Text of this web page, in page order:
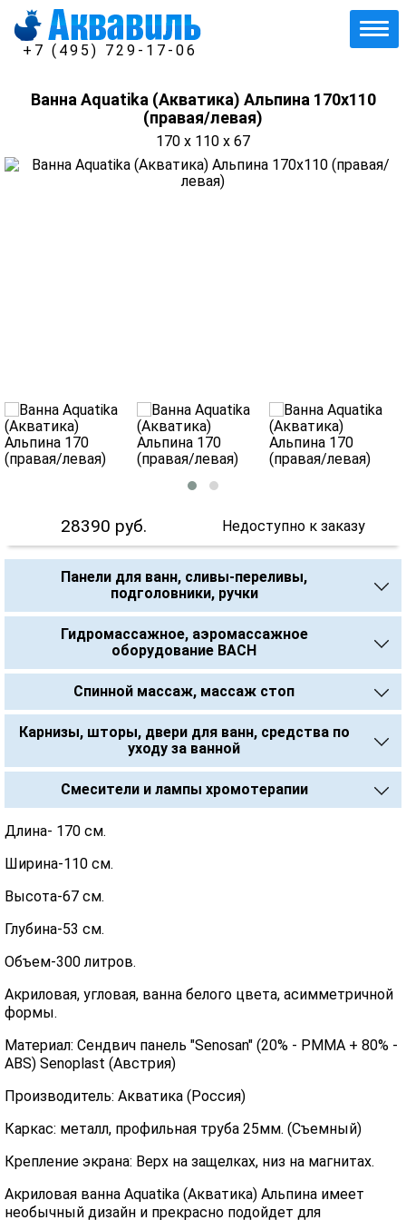
+7 (495) 729-17-06
Ванна Aquatika (Акватика) Альпина 170х110
(правая/левая)
170 x 110 x 67
28390 руб. Недоступно к заказу
Панели для ванн, сливы-переливы,
подголовники, ручки
Гидромассажное, аэромассажное
оборудование BACH
Спинной массаж, массаж стоп
Карнизы, шторы, двери для ванн, средства по
уходу за ванной
Смесители и лампы хромотерапии
Длина- 170 см.
Ширина-110 см.
Высота-67 см.
Глубина-53 см.
Объем-300 литров.
Акриловая, угловая, ванна белого цвета, асимметричной
формы.
Материал: Сендвич панель "Senosan" (20% - PMMA + 80% -
ABS) Senoplast (Австрия)
Производитель: Акватика (Россия)
Каркас: металл, профильная труба 25мм. (Съемный)
Крепление экрана: Верх на защелках, низ на магнитах.
Акриловая ванна Aquatika (Акватика) Альпина имеет
необычный дизайн и прекрасно подойдет для